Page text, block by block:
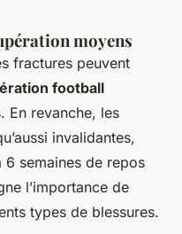
moyens
fractures peuvent
football
En revanche, les
invalidantes,
semaines de repos
l’importance de
types de blessures.